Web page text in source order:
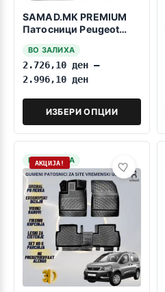
SAMAD.MK PREMIUM
Патосници Peugeot
ВО ЗАЛИХА
2.726,10 ден –
2.996,10 ден
ИЗБЕРИ ОПЦИИ
НА ЗАЛИХА
АКЦИЈА!